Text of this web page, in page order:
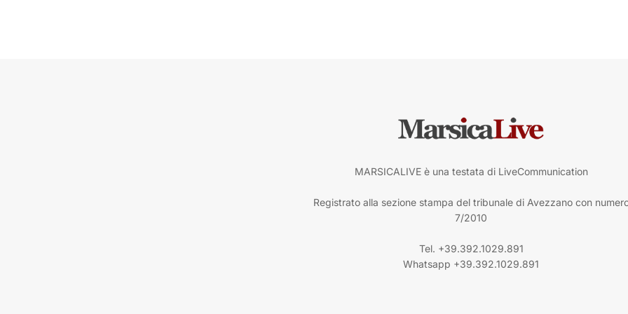
MARSICALIVE è una testata di LiveCommunication
Registrato alla sezione stampa del tribunale di Avezzano con
7/2010
Tel. +39.392.1029.891
Whatsapp +39.392.1029.891